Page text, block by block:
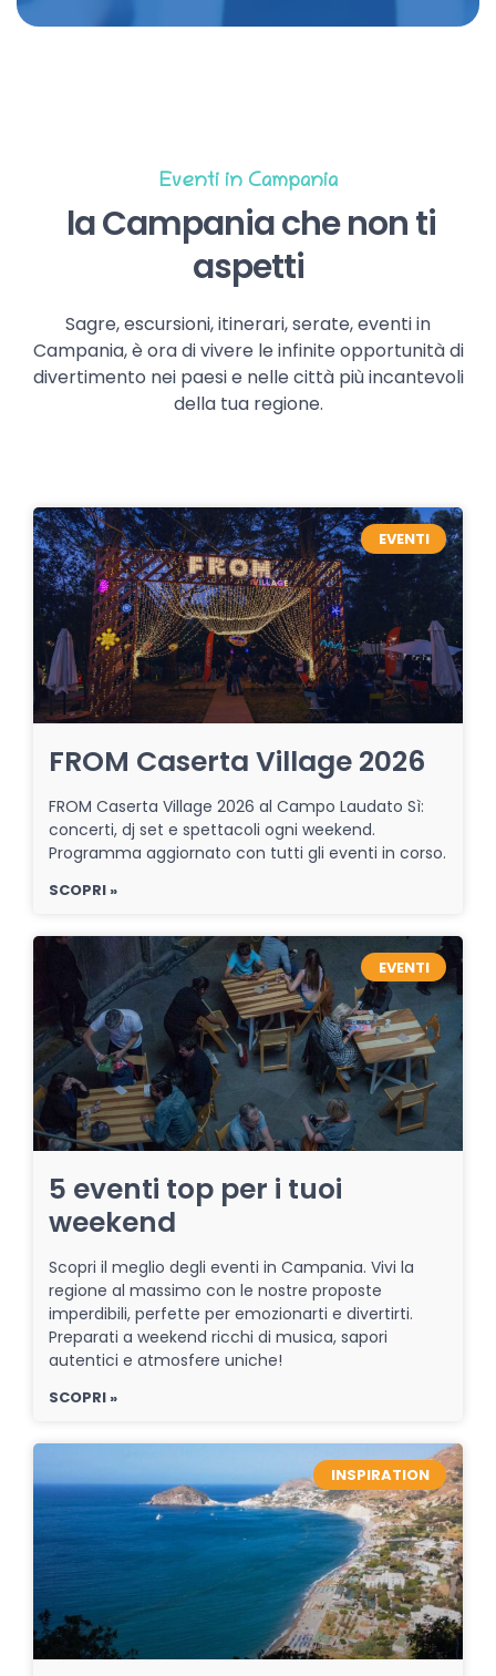
Eventi in Campania
la Campania che non ti
aspetti
Sagre, escursioni, itinerari, serate, eventi in
Campania, è ora di vivere le infinite opportunità di
divertimento nei paesi e nelle città più incantevoli
della tua regione.
EVENTI
FROM Caserta Village 2026
FROM Caserta Village 2026 al Campo Laudato Sì:
concerti, dj set e spettacoli ogni weekend.
Programma aggiornato con tutti gli eventi in corso.
SCOPRI »
EVENTI
5 eventi top per i tuoi
weekend
Scopri il meglio degli eventi in Campania. Vivi la
regione al massimo con le nostre proposte
imperdibili, perfette per emozionarti e divertirti.
Preparati a weekend ricchi di musica, sapori
autentici e atmosfere uniche!
SCOPRI »
INSPIRATION